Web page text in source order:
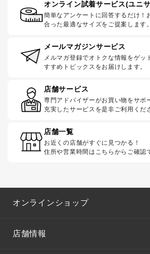
オンライン試着サービス(ユニ
簡単なアンケートに回答するだけ！
合った最適なサイズをご提案します。
メールマガジンサービス
メルマガ登録でオトクな情報をゲッ
すすめトピックスをお届けします。
店舗サービス
専門アドバイザーがお買い物をサポ
充実したサービスを是非ご利用くだ
店舗一覧
お近くの店舗がすぐに見つかる！
住所や営業時間はこちらからご確認
オンラインショップ
店舗情報